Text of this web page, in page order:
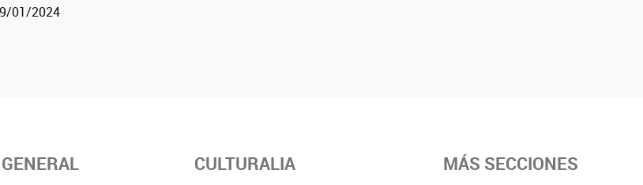
01/2024
CULTURALIA MÁS SECCIONES